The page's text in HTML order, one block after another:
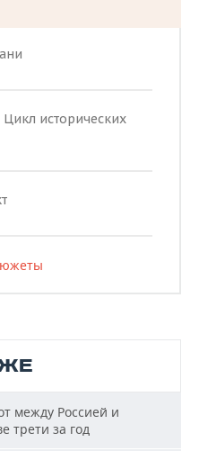
исторических
между Россией и
трети за год